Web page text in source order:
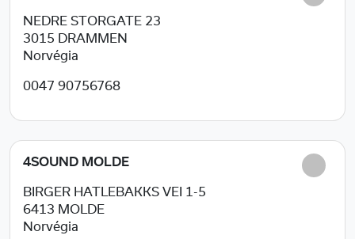
NEDRE STORGATE 23
3015
DRAMMEN
Norvégia
0047 90756768
4SOUND MOLDE
BIRGER HATLEBAKKS VEI 1-5
6413 MOLDE
Norvégia